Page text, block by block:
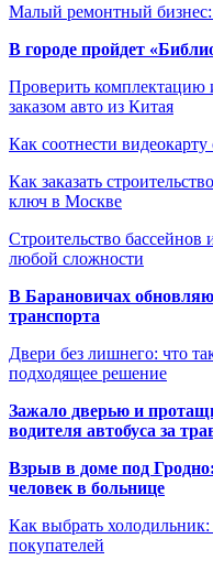
Малый ремонтный бизнес:
В городе пройдет
Проверить комплектацию
заказом авто из Китая
Как соотнести
Как заказать
ключ в Москве
Строительство
любой сложности
В Барановичах
транспорта
Двери без лишнего: что
подходящее решение
Зажало дверью и
водителя автобуса за
Взрыв в доме под
человек в больнице
Как выбрать
покупателей